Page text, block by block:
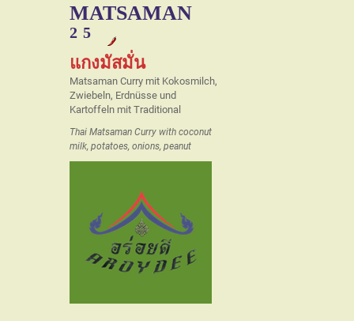
MATSAMAN
2 5
แกงมัสมั่น
Matsaman Curry mit Kokosmilch,
Zwiebeln, Erdnüsse und
Kartoffeln mit Traditional
Thai Matsaman Curry with coconut
milk, potatoes, onions, peanut